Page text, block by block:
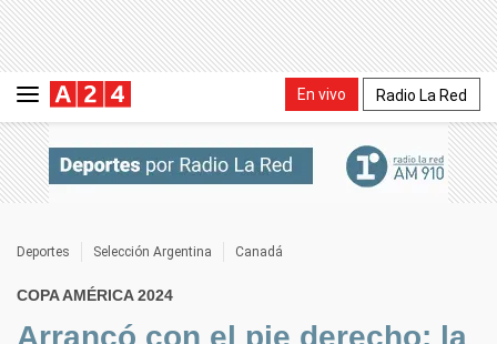
En vivo Radio La Red
Deportes Selección Argentina Canadá
COPA AMÉRICA 2024
Arrancó con el pie derecho: la